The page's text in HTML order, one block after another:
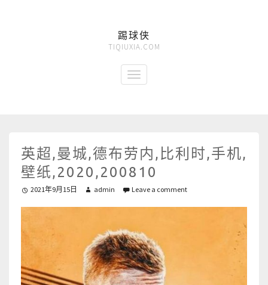
踢球侠
TIQIUXIA.COM
英超,曼城,德布劳内,比利时,手机,
壁纸,2020,200810
2021年9月15日 admin Leave a comment